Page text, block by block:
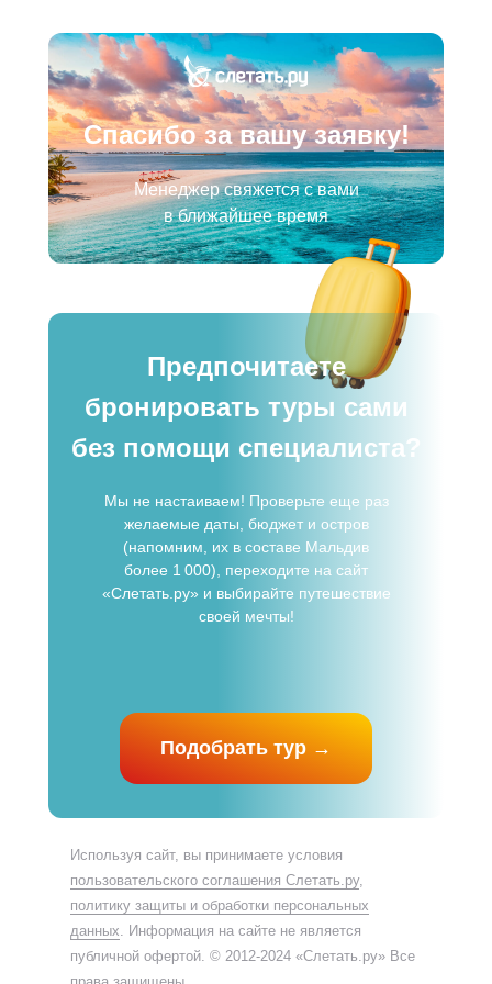
Менеджер свяжется с вами
в ближайшее время
Спасибо за вашу заявку!
Предпочитаете
бронировать туры сами
без помощи специалиста?
Мы не настаиваем! Проверьте еще раз
желаемые даты, бюджет и остров
(напомним, их в составе Мальдив
более 1 000), переходите на сайт
«Слетать.ру» и выбирайте путешествие
своей мечты!
Подобрать тур →
Используя сайт, вы принимаете условия
пользовательского соглашения Слетать.ру,
политику защиты и обработки персональных
данных. Информация на сайте не является
публичной офертой. © 2012-2024 «Слетать.ру» Все